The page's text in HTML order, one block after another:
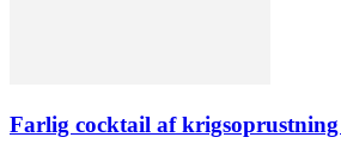
Farlig cocktail af